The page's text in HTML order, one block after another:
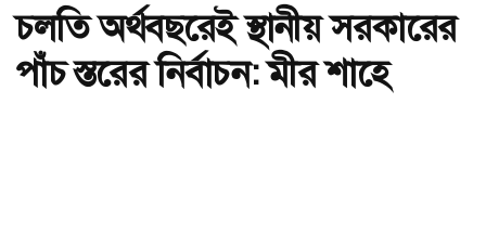
চলতি অর্থবছরেই স্থানীয় সরকারের
পাঁচ স্তরের নির্বাচন: মীর শাহে